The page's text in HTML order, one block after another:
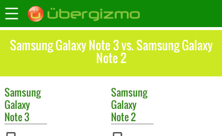
Samsung Galaxy Note 3 vs. Samsung Galaxy
Note 2
Samsung
Galaxy
Note 3
Samsung
Galaxy
Note 2